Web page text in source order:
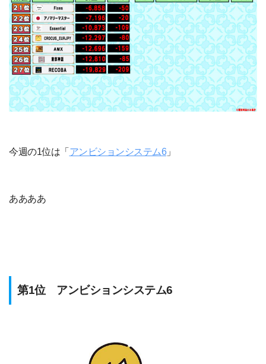
今週の1位は「 アンビションシステム6」
ああああ
第1位 アンビションシステム6